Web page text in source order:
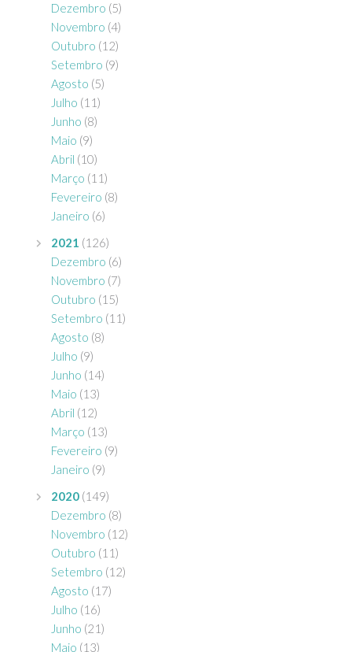
Dezembro (5)
Novembro (4)
Outubro (12)
Setembro (9)
Agosto (5)
Julho (11)
Junho (8)
Maio (9)
Abril (10)
Março (11)
Fevereiro (8)
Janeiro (6)
2021 (126)
Dezembro (6)
Novembro (7)
Outubro (15)
Setembro (11)
Agosto (8)
Julho (9)
Junho (14)
Maio (13)
Abril (12)
Março (13)
Fevereiro (9)
Janeiro (9)
2020 (149)
Dezembro (8)
Novembro (12)
Outubro (11)
Setembro (12)
Agosto (17)
Julho (16)
Junho (21)
Maio (13)